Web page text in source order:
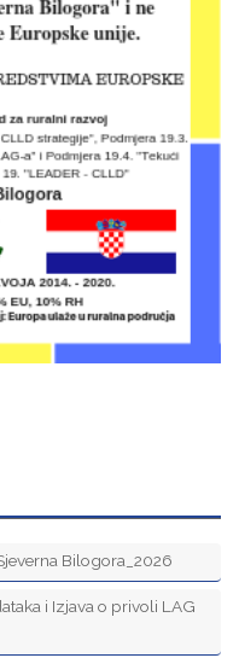
Bilogora_2026
i Izjava o privoli LAG